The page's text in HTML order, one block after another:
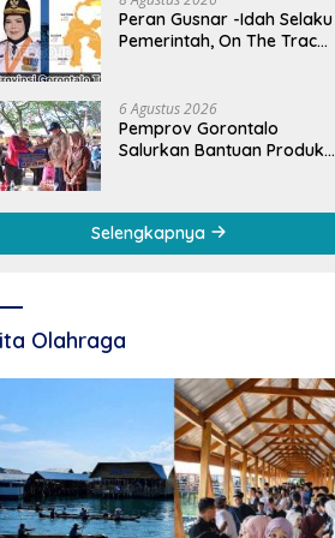
Peran Gusnar -Idah Selaku
Pemerintah, On The Track,
6 Agustus 2026
Pemprov Gorontalo
Salurkan Bantuan Produksi
Bantuan Usaha UMKM
untuk Produksi, Bukan
Konsumsi
Selengkapnya
Olahraga